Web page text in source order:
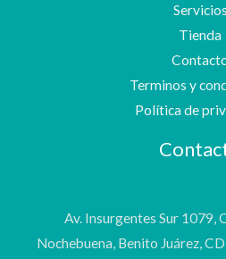
Servicios
Tienda
Terminos y
Política de
Av. Insurgentes Sur 1079,
Nochebuena, Benito Juárez,